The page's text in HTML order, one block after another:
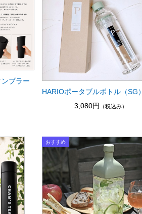
ブラー
HARIOポータブルボトル（SG）
3,080円
（税込み）